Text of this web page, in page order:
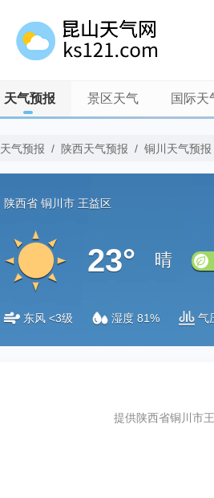
天气预报 景区天气 国际天
天气预报 / 陕西天气预报 / 铜川天气预报
陕西省 铜川市 王益区
23° 晴
东风 <3级 湿度 81% 气
提供陕西省铜川市